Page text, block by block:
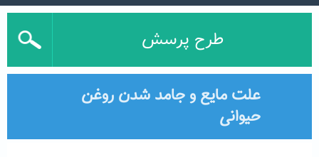
طرح پرسش
علت مایع و جامد شدن روغن
حیوانی